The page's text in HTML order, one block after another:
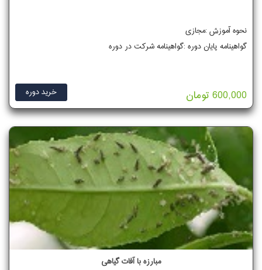
نحوه آموزش :مجازی
گواهینامه پایان دوره :گواهینامه شرکت در دوره
خرید دوره 600,000 تومان
مبارزه با آفات گیاهی